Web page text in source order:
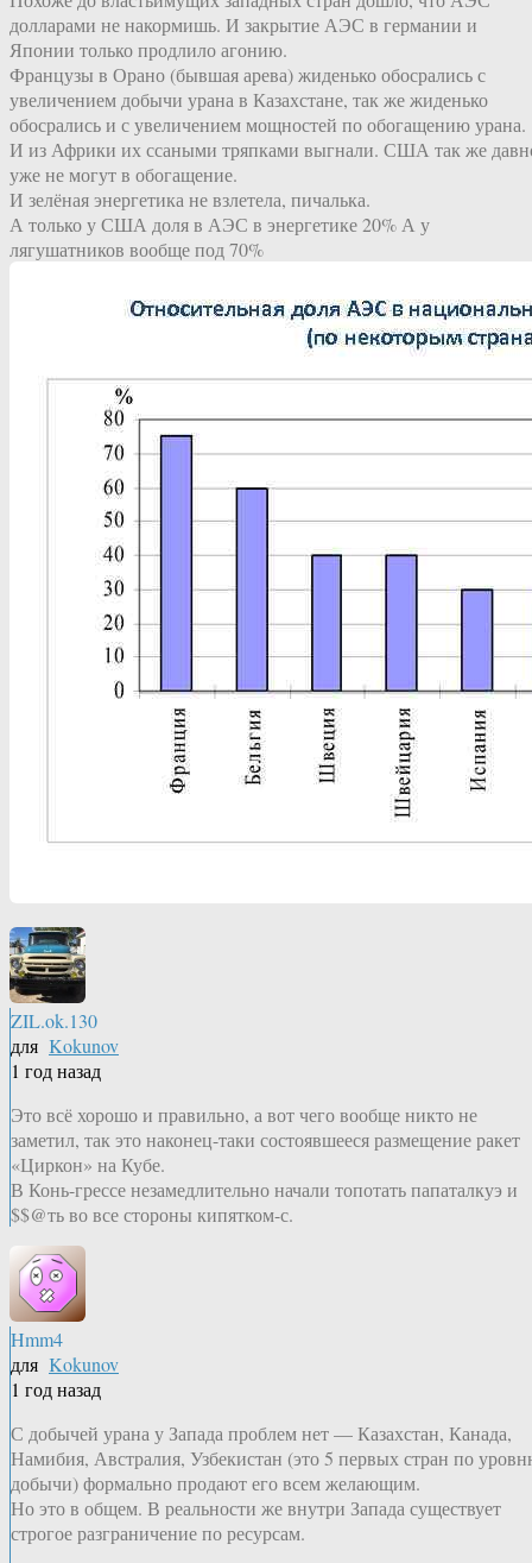
долларами не накормишь. И закрытие АЭС в германии и
Японии только продлило агонию.
Французы в Орано (бывшая арева) жиденько обосрались с
увеличением добычи урана в Казахстане, так же жиденько
обосрались и с увеличением мощностей по обогащению урана.
И из Африки их ссаными тряпками выгнали. США так же
уже не могут в обогащение.
И зелёная энергетика не взлетела, пичалька.
А только у США доля в АЭС в энергетике 20% А у
лягушатников вообще под 70%
ZIL.ok.130
для Kokunov
1 год назад
Это всё хорошо и правильно, а вот чего вообще никто не
заметил, так это наконец-таки состоявшееся размещение ракет
«Циркон» на Кубе.
В Конь-грессе незамедлительно начали топотать папаталкуэ и
$$@ть во все стороны кипятком-с.
Hmm4
для Kokunov
1 год назад
С добычей урана у Запада проблем нет — Казахстан, Канада,
Намибия, Австралия, Узбекистан (это 5 первых стран по
добычи) формально продают его всем желающим.
Но это в общем. В реальности же внутри Запада существует
строгое разграничение по ресурсам.